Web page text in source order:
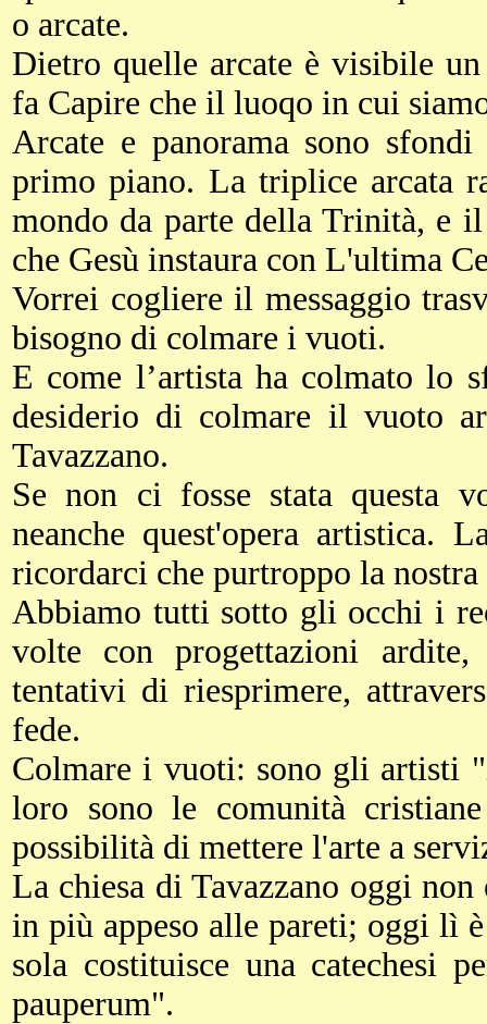
o arcate.
Dietro quelle arcate è visibile
fa Capire che il luoqo in cui
Arcate e panorama sono
primo piano. La triplice arcata
mondo da parte della Trinità, e il
che Gesù instaura con L'ultima
Vorrei cogliere il messaggio
bisogno di colmare i vuoti.
E come l’artista ha colmato lo
desiderio di colmare il vuoto
Tavazzano.
Se non ci fosse stata questa
neanche quest'opera artistica.
ricordarci che purtroppo la
Abbiamo tutti sotto gli occhi i
volte con progettazioni
tentativi di riesprimere,
fede.
Colmare i vuoti: sono gli artisti
loro sono le comunità
possibilità di mettere l'arte a
La chiesa di Tavazzano oggi
in più appeso alle pareti; oggi lì
sola costituisce una catechesi
pauperum".